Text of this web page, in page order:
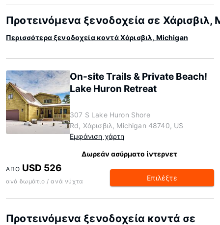
Προτεινόμενα ξενοδοχεία σε Χάρισβιλ,
Περισσότερα ξενοδοχεία κοντά Χάρισβιλ, Michigan
On-site Trails & Private Beach!
Lake Huron Retreat
307 S Lake Huron Shore
Rd, Χάρισβιλ, Michigan 48740, US
Εμφάνιση χάρτη
Δωρεάν ασύρματο ίντερνετ
ΑΠΌ USD 526
ανά δωμάτιο / ανά νύχτα Επιλέξτε
Προτεινόμενα ξενοδοχεία κοντά σε